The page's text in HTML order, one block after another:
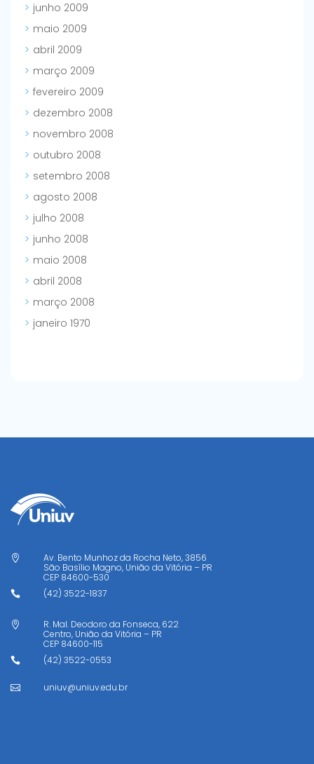
junho 2009
maio 2009
abril 2009
março 2009
fevereiro 2009
dezembro 2008
novembro 2008
outubro 2008
setembro 2008
agosto 2008
julho 2008
junho 2008
maio 2008
abril 2008
março 2008
janeiro 1970

Av. Bento Munhoz da Rocha Neto, 3856
São Basílio Magno, União da Vitória – PR
CEP 84600-530
 (42) 3522-1837

R. Mal. Deodoro da Fonseca, 622
Centro, União da Vitória – PR
CEP 84600-115
 (42) 3522-0553
 uniuv@uniuv.edu.br